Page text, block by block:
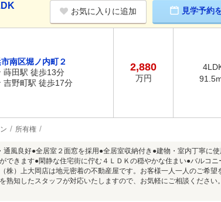
お気に入りに追加 見学予約
南区堀ノ内町２
蒔田駅 徒歩13分
吉野町駅 徒歩17分
2,880
万円
所有権
通風良好●全居室２面窓を採用●全居室収納付き●建物・室内丁寧に
できます●閑静な住宅街に佇む４ＬＤＫの穏やかな住まい●バルコ
株）上大岡店は地元密着の不動産屋です。お客様一人一人のご希
熟知したスタッフが対応いたしますので、お気軽にご相談くださ